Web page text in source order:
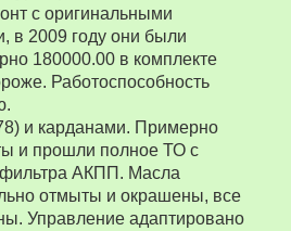
с оригинальными
в 2009 году они были
180000.00 в комплекте
Работоспособность
и карданами. Примерно
и прошли полное ТО с
АКПП. Масла
отмыты и окрашены, все
Управление адаптировано